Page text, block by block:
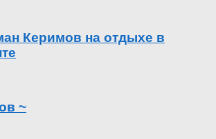
Керимов на отдыхе в
~